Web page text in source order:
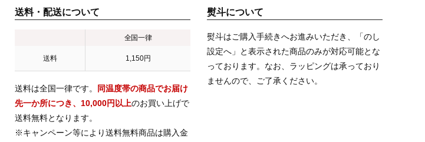
送料・配送について
全国一律
送料 1,150円
送料は全国一律です。
同温度帯の商品でお届け
先一か所につき、10,000円以上のお買い上げで
送料無料となります。
※キャンペーン等により送料無料商品は購入金
熨斗について
熨斗はご購入手続きへお進みいただき、「のし
設定へ」と表示された商品のみが対応可能とな
っております。なお、ラッピングは承っており
ませんので、ご了承ください。